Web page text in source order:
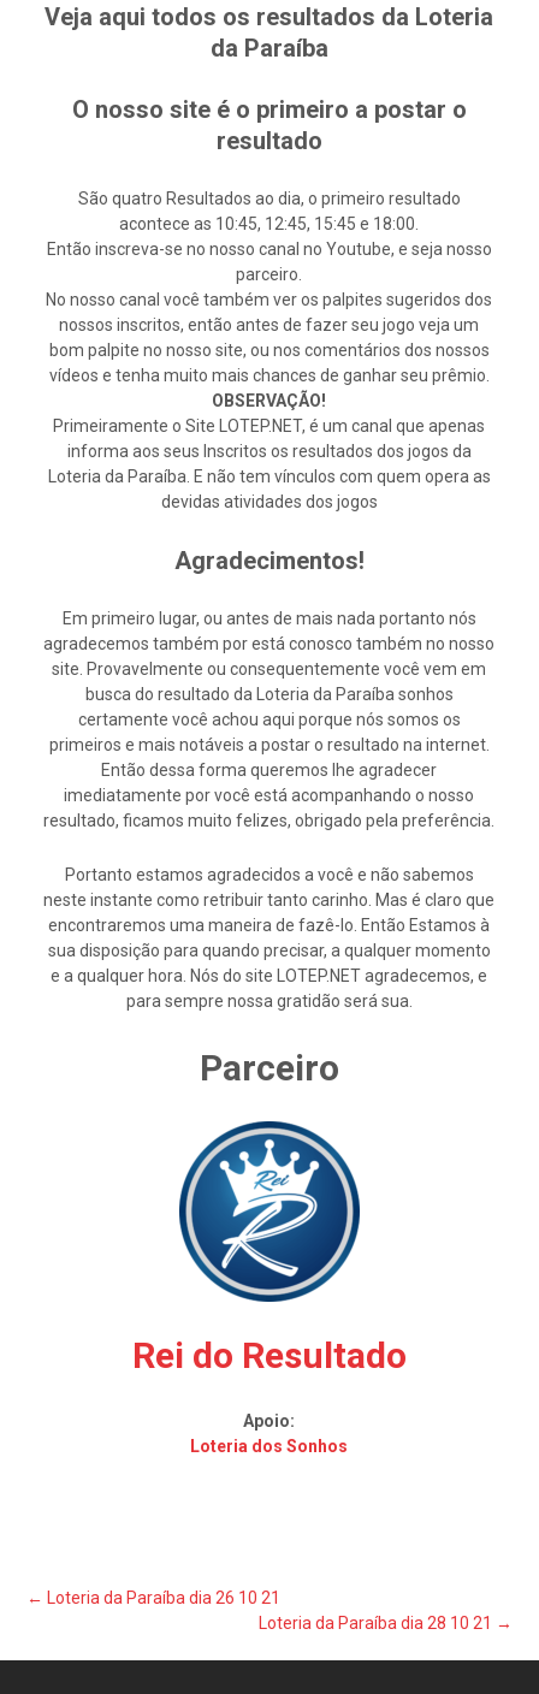
Veja aqui todos os resultados da Loteria
da Paraíba
O nosso site é o primeiro a postar o
resultado
São quatro Resultados ao dia, o primeiro resultado
acontece as 10:45, 12:45, 15:45 e 18:00.
Então inscreva-se no nosso canal no Youtube, e seja nosso
parceiro.
No nosso canal você também ver os palpites sugeridos dos
nossos inscritos, então antes de fazer seu jogo veja um
bom palpite no nosso site, ou nos comentários dos nossos
vídeos e tenha muito mais chances de ganhar seu prêmio.
OBSERVAÇÃO!
Primeiramente o Site LOTEP.NET, é um canal que apenas
informa aos seus Inscritos os resultados dos jogos da
Loteria da Paraíba. E não tem vínculos com quem opera as
devidas atividades dos jogos
Agradecimentos!
Em primeiro lugar, ou antes de mais nada portanto nós
agradecemos também por está conosco também no nosso
site. Provavelmente ou consequentemente você vem em
busca do resultado da Loteria da Paraíba sonhos
certamente você achou aqui porque nós somos os
primeiros e mais notáveis a postar o resultado na internet.
Então dessa forma queremos lhe agradecer
imediatamente por você está acompanhando o nosso
resultado, ficamos muito felizes, obrigado pela preferência.
Portanto estamos agradecidos a você e não sabemos
neste instante como retribuir tanto carinho. Mas é claro que
encontraremos uma maneira de fazê-lo. Então Estamos à
sua disposição para quando precisar, a qualquer momento
e a qualquer hora. Nós do site LOTEP.NET agradecemos, e
para sempre nossa gratidão será sua.
Parceiro
Rei do Resultado
Apoio:
Loteria dos Sonhos
Post
←
Loteria da Paraíba dia 26 10 21
Loteria da Paraíba dia 28 10 21 →